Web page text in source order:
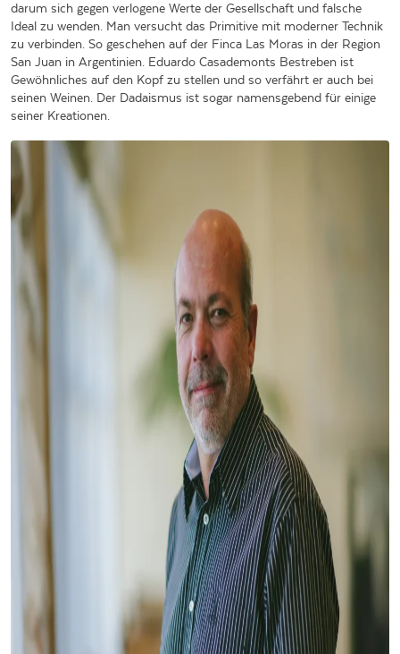
darum sich gegen verlogene Werte der Gesellschaft und falsche
Ideal zu wenden. Man versucht das Primitive mit moderner Technik
zu verbinden. So geschehen auf der Finca Las Moras in der Region
San Juan in Argentinien. Eduardo Casademonts Bestreben ist
Gewöhnliches auf den Kopf zu stellen und so verfährt er auch bei
seinen Weinen. Der Dadaismus ist sogar namensgebend für einige
seiner Kreationen.